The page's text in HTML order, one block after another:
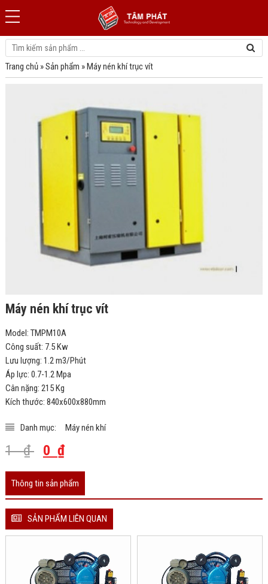
Trang chủ»Sản phẩm »Máy nén khí trục vít
Máy nén khí trục vít
Model: TMPM10A
Công suất: 7.5 Kw
Lưu lượng: 1.2 m3/Phút
Áp lực: 0.7-1.2 Mpa
Cân nặng: 215 Kg
Kích thước: 840x600x880mm
Danh mục: Máy nén khí
1₫ 0 ₫
Thông tin sản phẩm
SẢN PHẨM LIÊN QUAN